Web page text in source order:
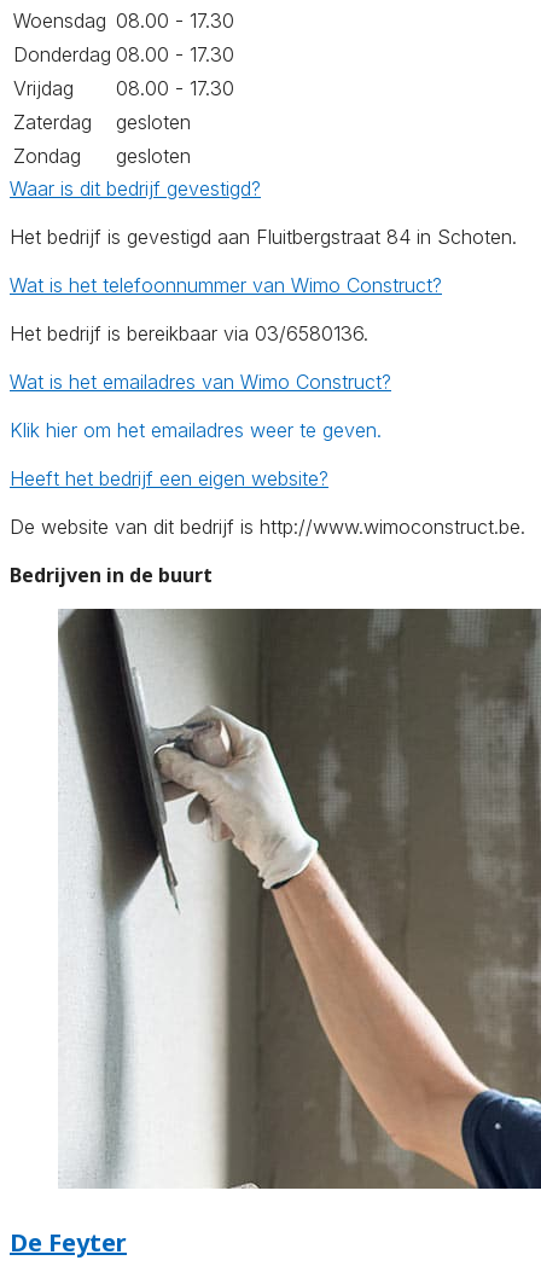
Woensdag 08.00 - 17.30
Donderdag 08.00 - 17.30
Vrijdag
08.00 - 17.30
Zaterdag
gesloten
Zondag
gesloten
Waar is dit bedrijf gevestigd?
Het bedrijf is gevestigd aan Fluitbergstraat 84 in Schoten.
Wat is het telefoonnummer van Wimo Construct?
Het bedrijf is bereikbaar via 03/6580136.
Wat is het emailadres van Wimo Construct?
Klik hier om het emailadres weer te geven.
Heeft het bedrijf een eigen website?
De website van dit bedrijf is http://www.wimoconstruct.be.
Bedrijven in de buurt
De Feyter